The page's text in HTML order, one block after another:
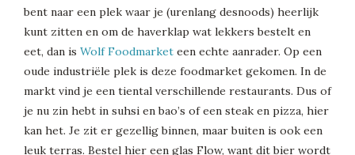
bent naar een plek waar je (urenlang desnoods) heerlijk
kunt zitten en om de haverklap wat lekkers bestelt en
eet, dan is Wolf Foodmarket een echte aanrader. Op een
oude industriële plek is deze foodmarket gekomen. In de
markt vind je een tiental verschillende restaurants. Dus of
je nu zin hebt in suhsi en bao’s of een steak en pizza, hier
kan het. Je zit er gezellig binnen, maar buiten is ook een
leuk terras. Bestel hier een glas Flow, want dit bier wordt